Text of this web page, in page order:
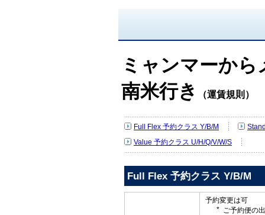
ミャンマーか
南米行き
（運賃規則）
Full Flex 予約クラス Y/B/M
Value 予約クラス U/H/Q/V/W/S
Full Flex 予約クラス Y/B/M
予約変更は可
ご予約便の